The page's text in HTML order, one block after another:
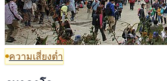
ความเสี่ยงต่ำ